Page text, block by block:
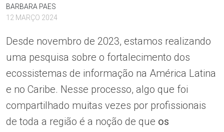
BARBARA PAES
12 MARÇO 2024
Desde novembro de 2023, estamos realizando
uma pesquisa sobre o fortalecimento dos
ecossistemas de informação na América Latina
e no Caribe. Nesse processo, algo que foi
compartilhado muitas vezes por profissionais
de toda a região é a noção de que os